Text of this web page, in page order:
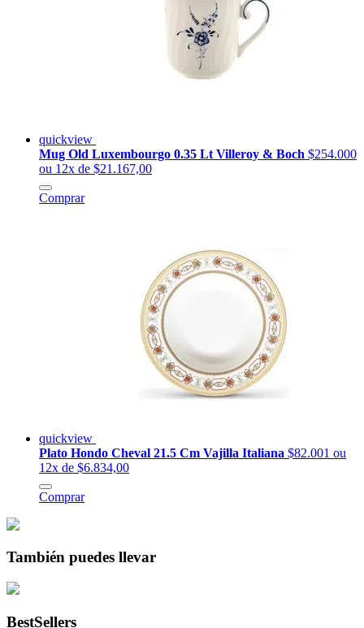
quickview
Mug Old Luxembourgo 0.35 Lt Villeroy & Boch $254.000
ou 12x de $21.167,00
Comprar
quickview
Plato Hondo Cheval 21.5 Cm Vajilla Italiana $82.001 ou
12x de $6.834,00
Comprar
También puedes llevar
BestSellers